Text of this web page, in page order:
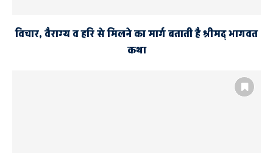
विचार, वैराग्य व हरि से मिलने का मार्ग बताती है श्रीमद् भागवत
कथा